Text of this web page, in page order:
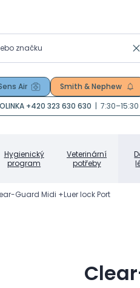
Hygienický
program
Veterinární
potřeby
Air Smith & Nephew
+420 323 630 630
Guard Midi +Luer lock Port